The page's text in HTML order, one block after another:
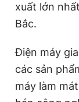
xuất lớn
Bắc.
Điện máy
các sản
máy làm